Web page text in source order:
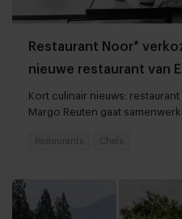
Restaurant Noor*
nieuwe restaurant van
Kort culinair nieuws:
Margo Reuten gaat
Restaurants Chefs